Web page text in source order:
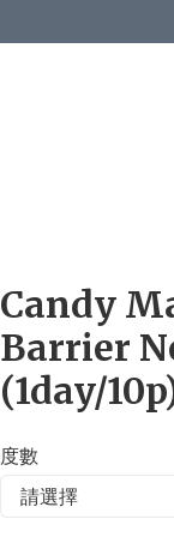
Candy
Barrier
(1day/
度數